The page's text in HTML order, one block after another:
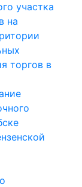
участка
на
торгов в